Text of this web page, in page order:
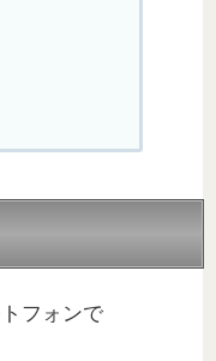
フォンで